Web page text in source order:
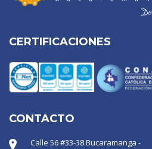
CERTIFICACIONES
CONTACTO
Calle 56 #33-38 Bucaramanga -